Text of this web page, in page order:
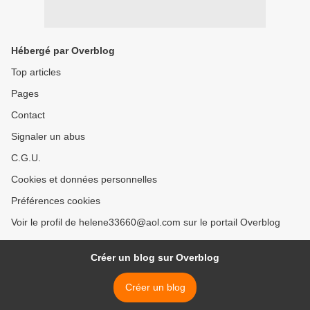
Hébergé par Overblog
Top articles
Pages
Contact
Signaler un abus
C.G.U.
Cookies et données personnelles
Préférences cookies
Voir le profil de helene33660@aol.com sur le portail Overblog
Créer un blog sur Overblog
Créer un blog